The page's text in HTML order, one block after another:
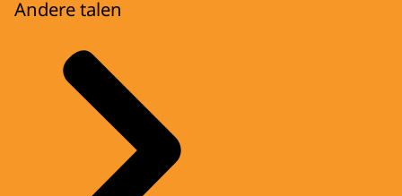
Andere talen